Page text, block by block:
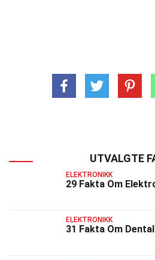
UTVALGTE
ELEKTRONIKK
29 Fakta Om
ELEKTRONIKK
31 Fakta Om